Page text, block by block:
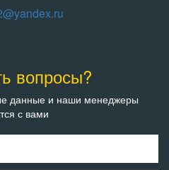
вопросы?
данные и наши менеджеры
с вами